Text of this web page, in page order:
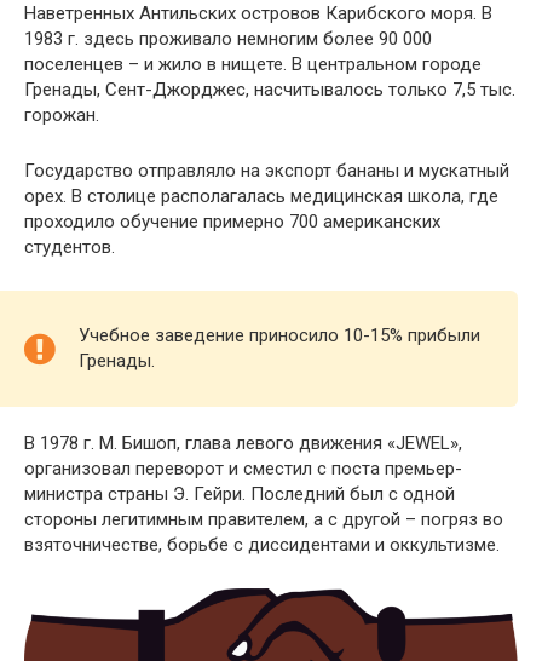
Наветренных Антильских островов Карибского моря. В
1983 г. здесь проживало немногим более 90 000
поселенцев – и жило в нищете. В центральном городе
Гренады, Сент-Джорджес, насчитывалось только 7,5 тыс.
горожан.
Государство отправляло на экспорт бананы и мускатный
орех. В столице располагалась медицинская школа, где
проходило обучение примерно 700 американских
студентов.
Учебное заведение приносило 10-15% прибыли
Гренады.
В 1978 г. М. Бишоп, глава левого движения «JEWEL»,
организовал переворот и сместил с поста премьер-
министра страны Э. Гейри. Последний был с одной
стороны легитимным правителем, а с другой – погряз во
взяточничестве, борьбе с диссидентами и оккультизме.